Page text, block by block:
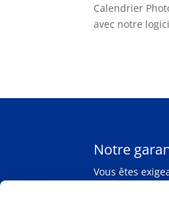
Calendrier
avec notre
Notre
Vous êtes